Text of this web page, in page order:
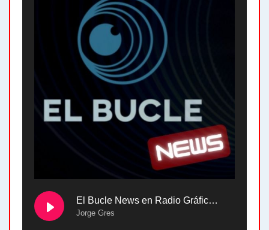
El Bucle News en Radio Gráfica. Bloque 2 . 28.04.24
Jorge Gres